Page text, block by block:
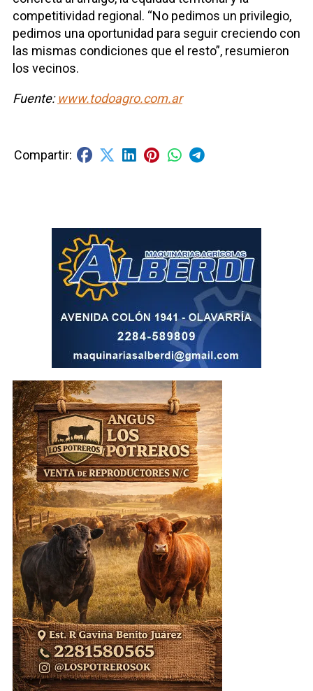
competitividad regional. “No pedimos un privilegio,
pedimos una oportunidad para seguir creciendo con
las mismas condiciones que el resto”, resumieron
los vecinos.
Fuente:www.todoagro.com.ar